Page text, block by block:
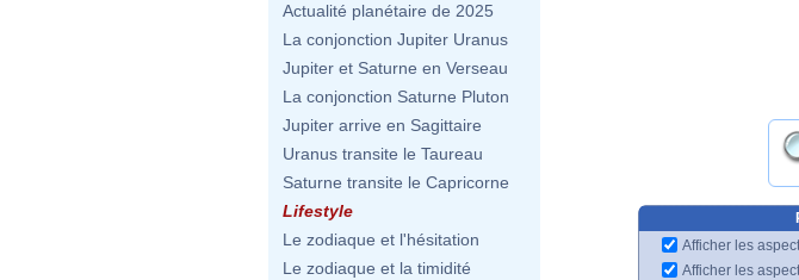
Actualité planétaire de 2025
La conjonction Jupiter Uranus
Jupiter et Saturne en Verseau
La conjonction Saturne Pluton
Jupiter arrive en Sagittaire
Uranus transite le Taureau
Saturne transite le Capricorne
Lifestyle
Le zodiaque et l'hésitation
Le zodiaque et la timidité
Afficher les
Afficher les